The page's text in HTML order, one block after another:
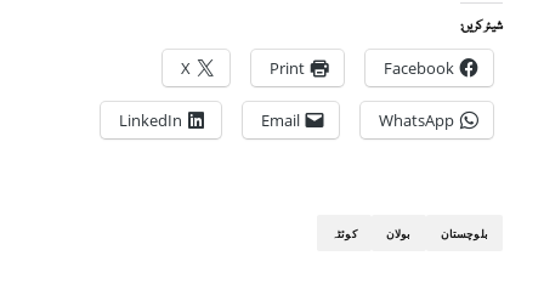
شیئر کریں:
Facebook
Print
X
WhatsApp
Email
LinkedIn
بلوچستان بولان کوئٹہ